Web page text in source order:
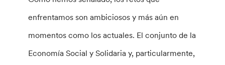
enfrentamos son ambiciosos y más aún en
momentos como los actuales. El conjunto de la
Economía Social y Solidaria y, particularmente,